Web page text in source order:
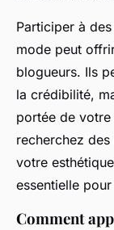
Participer à des
mode peut
blogueurs. Ils
la crédibilité,
portée de votre
recherchez
votre
essentielle
Comment